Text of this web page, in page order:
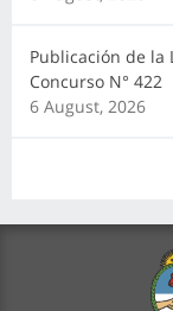
Publicación de la
Concurso N° 422
6 August, 2026